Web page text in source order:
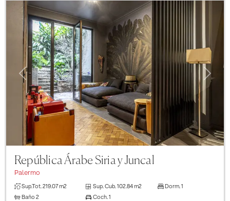
Previous Next
República Árabe Siria y Juncal
Palermo
Sup.Tot.219.07 m2 Sup. Cub. 102.84 m2 Dorm. 1
Baño 2 Coch. 1